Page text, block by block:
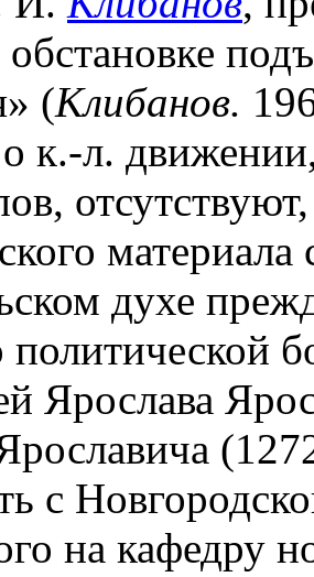
обстановке
(Клибанов.
о к.-л.
духе
Ярослава
с
на кафедру